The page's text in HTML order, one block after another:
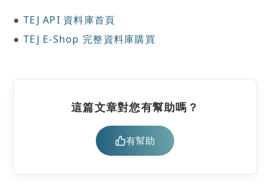
● TEJ API 資料庫首頁
● TEJ E-Shop 完整資料庫購買
這篇文章對您有幫助嗎？
有幫助